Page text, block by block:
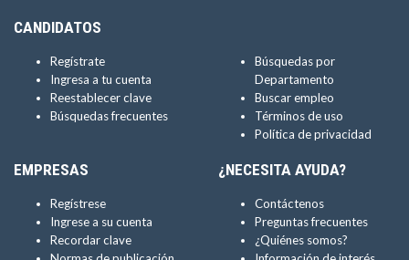
CANDIDATOS
Regístrate
Ingresa a tu cuenta
Reestablecer clave
Búsquedas frecuentes
Búsquedas por
Departamento
Buscar empleo
Términos de uso
Política de privacidad
EMPRESAS
Regístrese
Ingrese a su cuenta
Recordar clave
¿NECESITA AYUDA?
Contáctenos
Preguntas frecuentes
¿Quiénes somos?